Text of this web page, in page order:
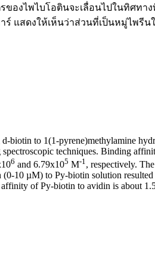
องไพไบโอตินจะเลื่อนไปในทิศท
แสดงให้เห็นว่าส่วนที่เป็นหมู่ไพรี
to 1(1-pyrene)methylamine
techniques. Binding
6 and 6.79x105 M-1 , respectively.
10 µM) to Py-biotin solution
of Py-biotin to avidin is about